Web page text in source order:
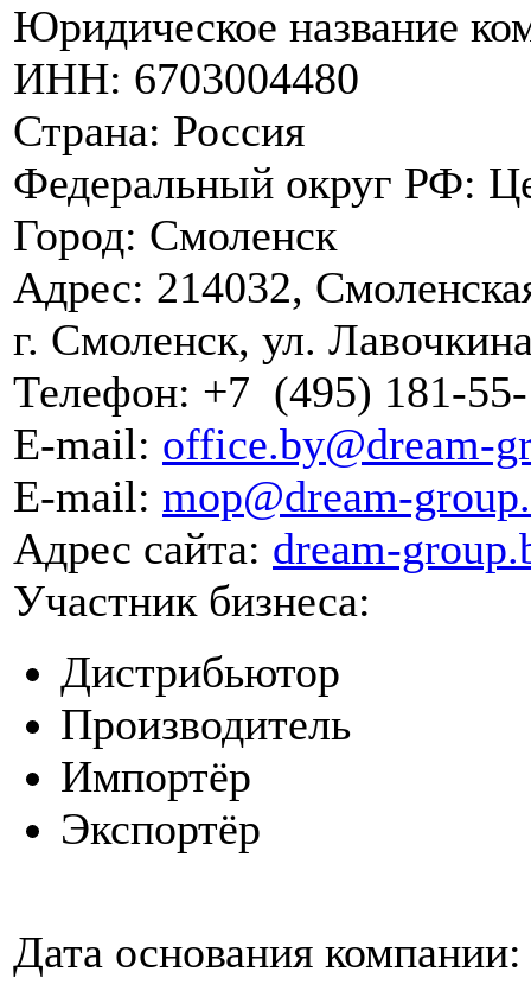
Юридическое название
ИНН: 6703004480
Страна: Россия
Федеральный округ РФ:
Город: Смоленск
Адрес: 214032,
г. Смоленск, ул.
Телефон: +7 (495) 181-
E-mail: office.by@dream-
E-mail: mop@dream-
Адрес сайта: dream-
Участник бизнеса:
Дистрибьютор
Производитель
Импортёр
Экспортёр
Дата основания компании: